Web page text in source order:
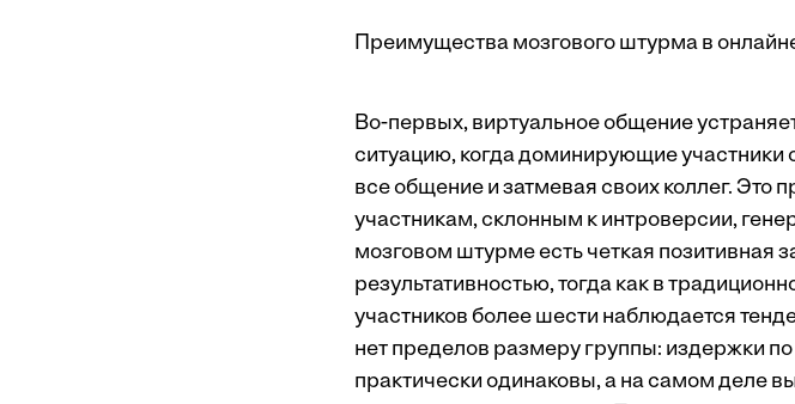
Преимущества мозгового штурма в
Во-первых, виртуальное общение
ситуацию, когда доминирующие участники
все общение и затмевая своих коллег. Это
участникам, склонным к интроверсии,
мозговом штурме есть четкая
результативностью, тогда как в
участников более шести наблюдается
нет пределов размеру группы: издержки
практически одинаковы, а на самом деле